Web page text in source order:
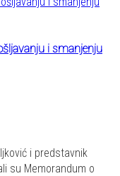
i smanjenju
i predstavnik
su Memorandum o